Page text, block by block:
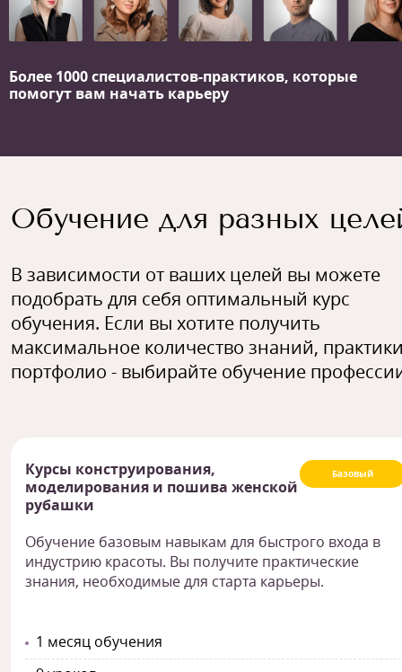
Более 1000 специалистов-практиков, которые
помогут вам начать карьеру
Обучение для разных
В зависимости от ваших целей вы можете
подобрать для себя оптимальный курс
обучения. Если вы хотите получить
максимальное количество знаний,
портфолио - выбирайте обучение
Базовый
Курсы конструирования,
моделирования и пошива женской
рубашки
Обучение базовым навыкам для быстрого входа в
индустрию красоты. Вы получите практические
знания, необходимые для старта карьеры.
1 месяц обучения